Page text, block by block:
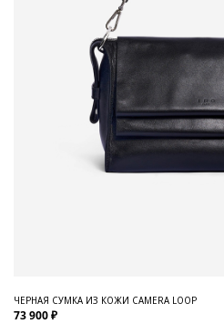
ЧЕРНАЯ СУМКА ИЗ КОЖИ CAMERA LOOP
73 900 ₽